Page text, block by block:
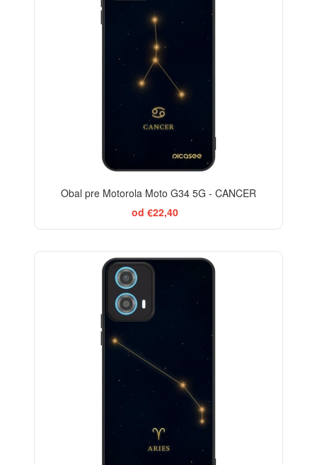
Obal pre Motorola Moto G34 5G - CANCER
od €22,40